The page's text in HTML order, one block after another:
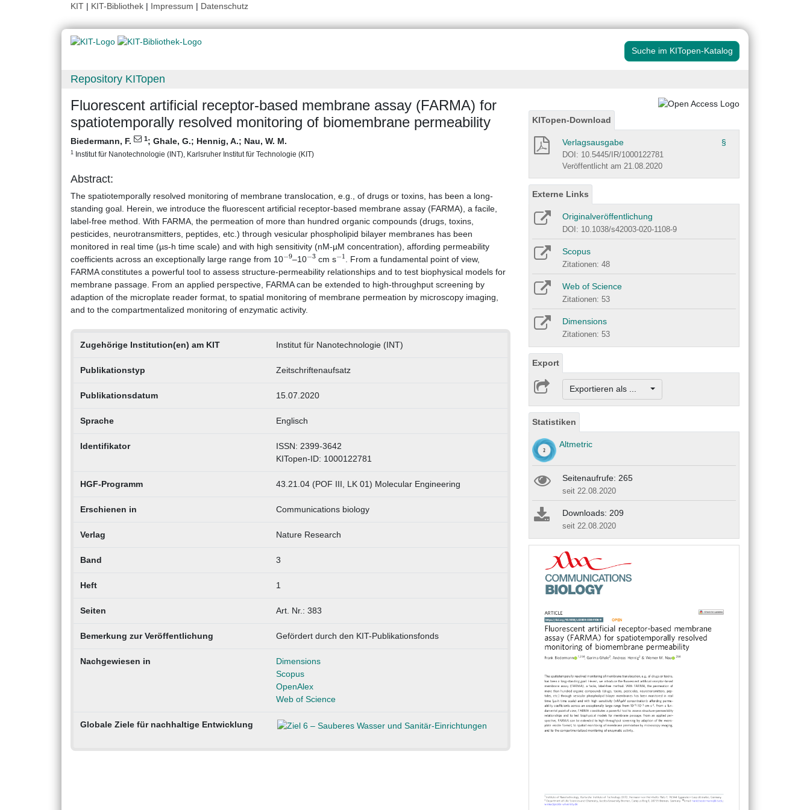
KIT | KIT-Bibliothek | Impressum | Datenschutz
Suche im KITopen-Katalog
Repository KITopen
Fluorescent artificial receptor-based membrane assay (FARMA) for
spatiotemporally resolved monitoring of biomembrane permeability
Biedermann, F. 1; Ghale, G.; Hennig, A.; Nau, W. M.
1 Institut für Nanotechnologie (INT), Karlsruher Institut für Technologie (KIT)
Abstract:
The spatiotemporally resolved monitoring of membrane translocation, e.g., of drugs or toxins, has been a long-
standing goal. Herein, we introduce the fluorescent artificial receptor-based membrane assay (FARMA), a facile,
label-free method. With FARMA, the permeation of more than hundred organic compounds (drugs, toxins,
pesticides, neurotransmitters, peptides, etc.) through vesicular phospholipid bilayer membranes has been
monitored in real time (µs-h time scale) and with high sensitivity (nM-µM concentration), affording permeability
coefficients across an exceptionally large range from 10 −9–10−3cm s −1. From a fundamental point of view,
FARMA constitutes a powerful tool to assess structure-permeability relationships and to test biophysical models for
membrane passage. From an applied perspective, FARMA can be extended to high-throughput screening by
adaption of the microplate reader format, to spatial monitoring of membrane permeation by microscopy imaging,
and to the compartmentalized monitoring of enzymatic activity.
Zugehörige Institution(en) am KIT Institut für Nanotechnologie (INT)
Publikationstyp Zeitschriftenaufsatz
Publikationsdatum 15.07.2020
Sprache Englisch
Identifikator
ISSN: 2399-3642
KITopen-ID: 1000122781
HGF-Programm 43.21.04 (POF III, LK 01) Molecular Engineering
Erschienen in Communications biology
Verlag Nature Research
Band 3
Heft 1
Seiten Art. Nr.: 383
Bemerkung zur Veröffentlichung Gefördert durch den KIT-Publikationsfonds
Nachgewiesen in
Dimensions
Scopus
OpenAlex
Web of Science
Globale Ziele für nachhaltige Entwicklung
KITopen-Download
Verlagsausgabe §
DOI: 10.5445/IR/1000122781
Veröffentlicht am 21.08.2020
Externe Links
Originalveröffentlichung
DOI: 10.1038/s42003-020-1108-9
Scopus
Zitationen: 48
Web of Science
Zitationen: 53
Dimensions
Zitationen: 53
Export
Exportieren als ...
Statistiken
Altmetric
Seitenaufrufe: 265
seit 22.08.2020
Downloads: 209
seit 22.08.2020